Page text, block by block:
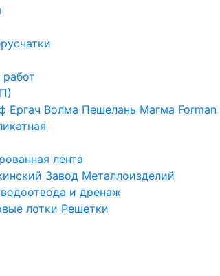
Ергач Волма Пешелань Магма Forman
лента
Завод Металлоизделий
и дренаж
лотки Решетки